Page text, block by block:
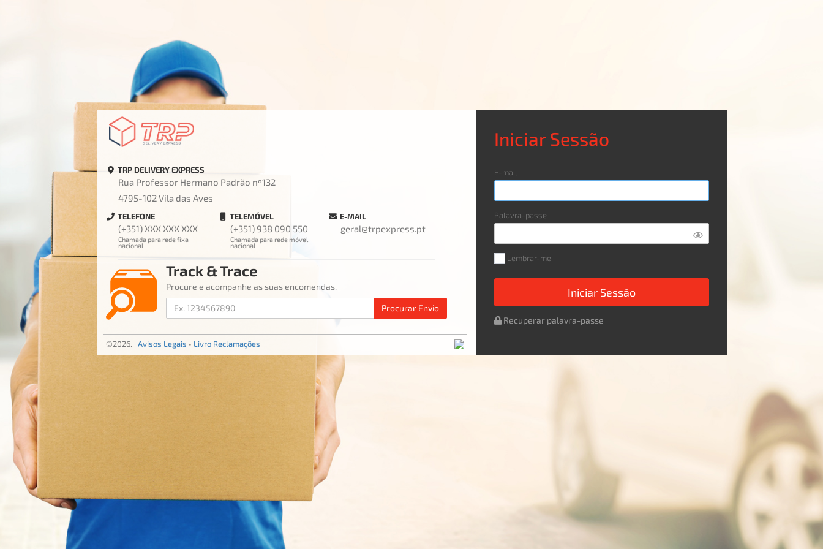
TRP DELIVERY EXPRESS
Rua Professor Hermano Padrão nº132
4795-102 Vila das Aves
TELEFONE
(+351) XXX XXX XXX
Chamada para rede fixa
nacional
TELEMÓVEL
(+351) 938 090 550
Chamada para rede móvel
nacional
E-MAIL
geral@trpexpress.pt
Track & Trace
Procure e acompanhe as suas encomendas.
Procurar Envio
Iniciar Sessão
E-mail
Palavra-passe
Lembrar-me
Iniciar Sessão
Recuperar palavra-passe
©2026. | Avisos Legais • Livro Reclamações